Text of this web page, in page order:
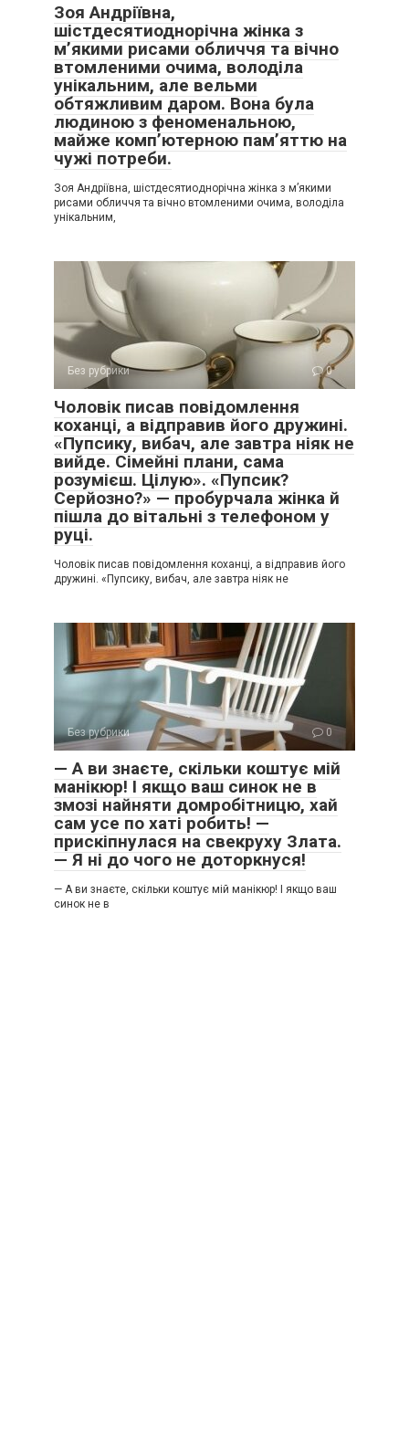
Зоя Андріївна,
шістдесятиоднорічна жінка з
м’якими рисами обличчя та вічно
втомленими очима, володіла
унікальним, але вельми
обтяжливим даром. Вона була
людиною з феноменальною,
майже комп’ютерною пам’яттю на
чужі потреби.
Зоя Андріївна, шістдесятиоднорічна жінка з м’якими
рисами обличчя та вічно втомленими очима, володіла
унікальним,
Без рубрики 0
Чоловік писав повідомлення
коханці, а відправив його дружині.
«Пупсику, вибач, але завтра ніяк не
вийде. Сімейні плани, сама
розумієш. Цілую». «Пупсик?
Серйозно?» — пробурчала жінка й
пішла до вітальні з телефоном у
руці.
Чоловік писав повідомлення коханці, а відправив його
дружині. «Пупсику, вибач, але завтра ніяк не
Без рубрики 0
— А ви знаєте, скільки коштує мій
манікюр! І якщо ваш синок не в
змозі найняти домробітницю, хай
сам усе по хаті робить! —
прискіпнулася на свекруху Злата.
— Я ні до чого не доторкнуся!
— А ви знаєте, скільки коштує мій манікюр! І якщо ваш
синок не в